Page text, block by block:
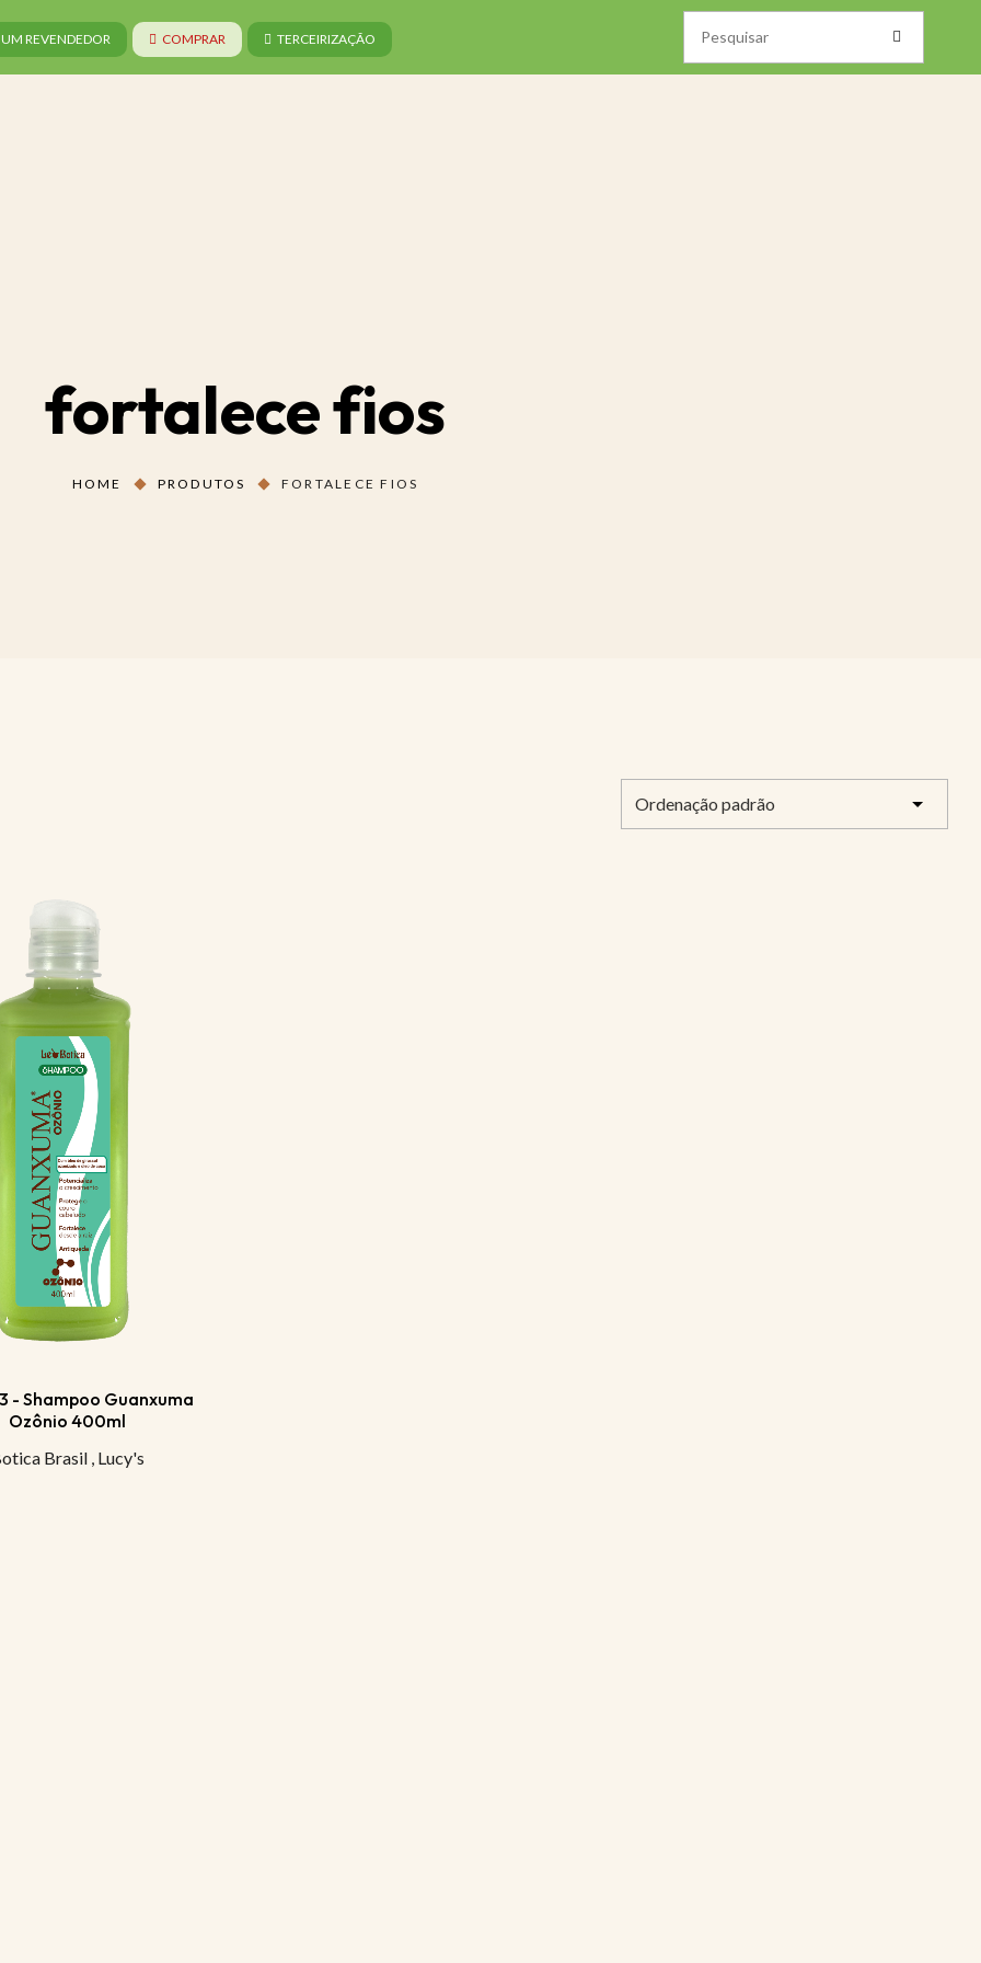
UM REVENDEDOR COMPRAR TERCEIRIZAÇÃO
fortalece fios
HOME PRODUTOS FORTALECE FIOS
- Shampoo Guanxuma
Ozônio 400ml
Brasil Lucy's